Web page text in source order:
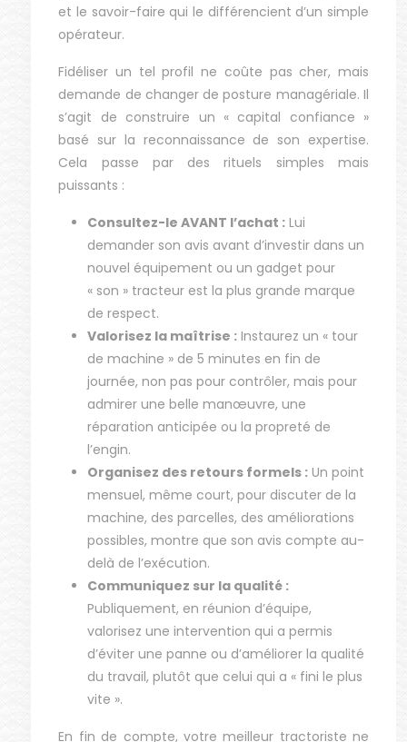
et le savoir-faire qui le différencient d’un simple
opérateur.
Fidéliser un tel profil ne coûte pas cher, mais
demande de changer de posture managériale. Il
s’agit de construire un « capital confiance »
basé sur la reconnaissance de son expertise.
Cela passe par des rituels simples mais
puissants :
Consultez-le AVANT l’achat : Lui
demander son avis avant d’investir dans un
nouvel équipement ou un gadget pour
« son » tracteur est la plus grande marque
de respect.
Valorisez la maîtrise : Instaurez un « tour
de machine » de 5 minutes en fin de
journée, non pas pour contrôler, mais pour
admirer une belle manœuvre, une
réparation anticipée ou la propreté de
l’engin.
Organisez des retours formels : Un point
mensuel, même court, pour discuter de la
machine, des parcelles, des améliorations
possibles, montre que son avis compte au-
delà de l’exécution.
Communiquez sur la qualité :
Publiquement, en réunion d’équipe,
valorisez une intervention qui a permis
d’éviter une panne ou d’améliorer la qualité
du travail, plutôt que celui qui a « fini le plus
vite ».
En fin de compte, votre meilleur tractoriste ne